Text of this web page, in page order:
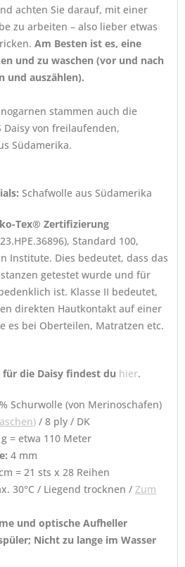
achten Sie darauf, mit einer
zu arbeiten – also lieber etwas
Am Besten ist es, eine
und zu waschen (vor und nach
und auszählen).
stammen auch die
Daisy von freilaufenden,
Südamerika.
Schafwolle aus Südamerika
Tex® Zertifizierung
Standard 100,
Institute. Dies bedeutet, dass das
getestet wurde und für
ist. Klasse II bedeutet,
direkten Hautkontakt auf einer
es bei Oberteilen, Matratzen etc.
die Daisy findest du hier.
Schurwolle (von Merinoschafen)
) / 8 ply / DK
g = etwa 110 Meter
4 mm
= 21 sts x 28 Reihen
30°C / Liegend trocknen / Zum
und optische Aufheller
Nicht zu lange im Wasser